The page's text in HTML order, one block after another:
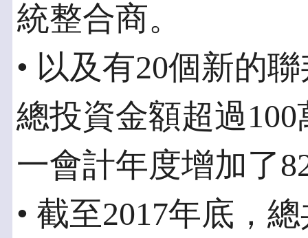
統整合商。
• 以及有20個新的
總投資金額超過
一會計年度增加了
• 截至2017年底，